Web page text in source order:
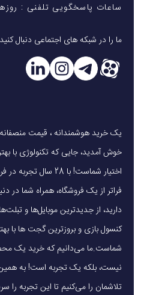
ساعات پاسخگویی تلفنی : روزهای
ما را در شبکه های اجتماعی دنبال کنید
خوش آمدید، جایی که تکنولوژی با
اختیار شماست! با 28
فراتر از یک فروشگاه، همراه شما در
دارید، از جدیدترین موبایل‌ها و
کنسول بازی و بروزترین گجت ها با
شماست.ما می‌دانیم که خرید یک
تلاشمان را می‌کنیم تا این تجربه